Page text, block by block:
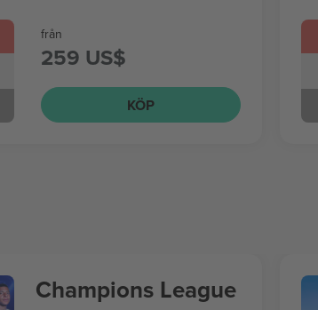
från
259 US$
KÖP
Champions League